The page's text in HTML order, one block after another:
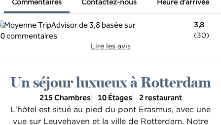
Commentaires Contactez-nous
Heure d'arrivée
3,8
(30)
Lire les avis
Un séjour luxueux à Rotterdam
215 Chambres 10 Étages 2 restaurant
L'hôtel est situé au pied du pont Erasmus, avec une
vue sur Leuvehaven et la ville de Rotterdam. Notre